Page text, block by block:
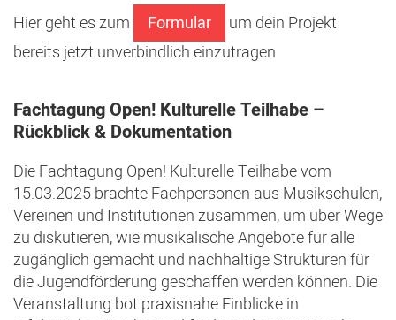
Hier geht es zum Formular
um dein Projekt
bereits jetzt unverbindlich einzutragen
Fachtagung Open! Kulturelle Teilhabe –
Rückblick & Dokumentation
Die Fachtagung Open! Kulturelle Teilhabe vom
15.03.2025 brachte Fachpersonen aus Musikschulen,
Vereinen und Institutionen zusammen, um über Wege
zu diskutieren, wie musikalische Angebote für alle
zugänglich gemacht und nachhaltige Strukturen für
die Jugendförderung geschaffen werden können. Die
Veranstaltung bot praxisnahe Einblicke in